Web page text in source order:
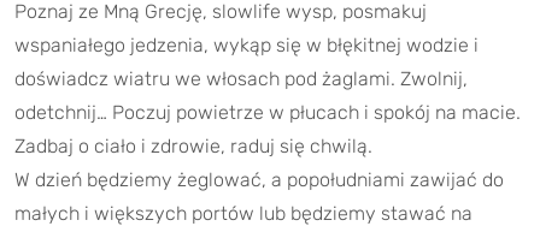
Poznaj ze Mną Grecję, slowlife wysp, posmakuj
wspaniałego jedzenia, wykąp się w błękitnej wodzie i
doświadcz wiatru we włosach pod żaglami. Zwolnij,
odetchnij… Poczuj powietrze w płucach i spokój na macie.
Zadbaj o ciało i zdrowie, raduj się chwilą.
W dzień będziemy żeglować, a popołudniami zawijać do
małych i większych portów lub będziemy stawać na